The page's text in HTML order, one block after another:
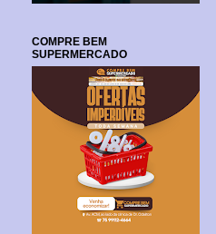
COMPRE BEM
SUPERMERCADO